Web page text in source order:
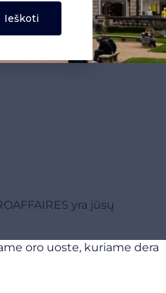
yra jūsų
oro uoste, kuriame dera